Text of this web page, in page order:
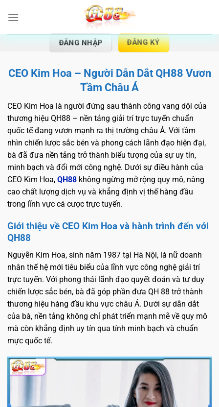
đến
ĐĂNG NHẬP ĐĂNG KÝ
CEO Kim Hoa – Người Dẫn Dắt QH88 Vươn
Tầm Châu Á
CEO Kim Hoa là người đứng sau thành công vang dội của
thương hiệu QH88 – nền tảng giải trí trực tuyến chuẩn
quốc tế đang vươn mạnh ra thị trường châu Á. Với tầm
nhìn chiến lược sắc bén và phong cách lãnh đạo hiện đại,
bà đã đưa nền tảng trở thành biểu tượng của sự uy tín,
minh bạch và đổi mới công nghệ. Dưới sự điều hành của
CEO Kim Hoa, QH88 không ngừng mở rộng quy mô, nâng
cao chất lượng dịch vụ và khẳng định vị thế hàng đầu
trong lĩnh vực cá cược trực tuyến.
Giới thiệu về CEO Kim Hoa và hành trình đến với
QH88
Nguyễn Kim Hoa, sinh năm 1987 tại Hà Nội, là nữ doanh
nhân thế hệ mới tiêu biểu của lĩnh vực công nghệ giải trí
trực tuyến. Với phong thái lãnh đạo quyết đoán và tư duy
chiến lược sắc bén, bà đã góp phần đưa QH 88 trở thành
thương hiệu hàng đầu khu vực châu Á. Dưới sự dẫn dắt
của bà, nền tảng không chỉ phát triển mạnh mẽ về quy mô
mà còn khẳng định uy tín qua tính minh bạch và chuẩn
mực quốc tế.